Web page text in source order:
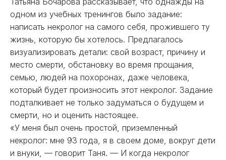
одном из учебных тренингов было задание:
написать некролог на самого себя, прожившего ту
жизнь, которую бы хотелось. Предлагалось
визуализировать детали: свой возраст, причину и
место смерти, обстановку во время прощания,
семью, людей на похоронах, даже человека,
который будет произносить этот некролог. Задание
подталкивает не только задуматься о будущем и
смерти, но и оценить настоящее.
«У меня был очень простой, приземленный
некролог: мне 93 года, я в своем доме, вокруг дети
и внуки, — говорит Таня. — И когда некролог